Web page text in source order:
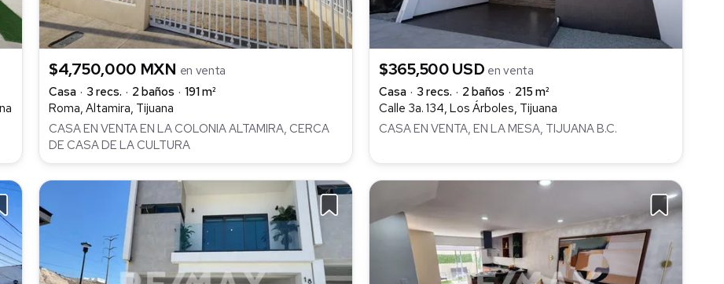
$4,750,000 MXN en venta
Casa
3 recs. 2 baños
191 m²
Roma, Altamira, Tijuana
CASA EN VENTA EN LA COLONIA ALTAMIRA, CERCA
DE CASA DE LA CULTURA
$365,500 USD en venta
Casa
3 recs. 2 baños
215 m²
Calle 3a. 134, Los Árboles, Tijuana
CASA EN VENTA, EN LA MESA, TIJUANA B.C.